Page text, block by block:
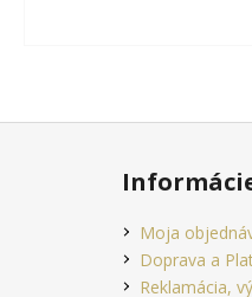
Z
Moja
Doprava a
Reklamácia,